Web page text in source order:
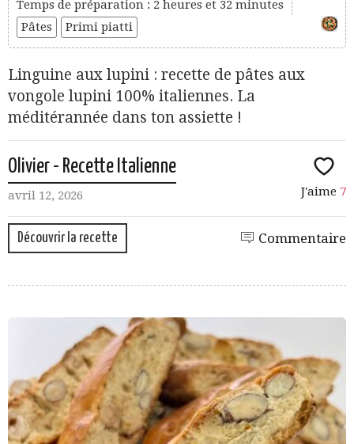
Temps de préparation : 2 heures et 32 minutes
Pâtes
Primi piatti
Linguine aux lupini : recette de pâtes aux
vongole lupini 100% italiennes. La
méditérannée dans ton assiette !
Olivier - Recette Italienne
avril 12, 2026 J'aime 7
Découvrir la recette Commentaire